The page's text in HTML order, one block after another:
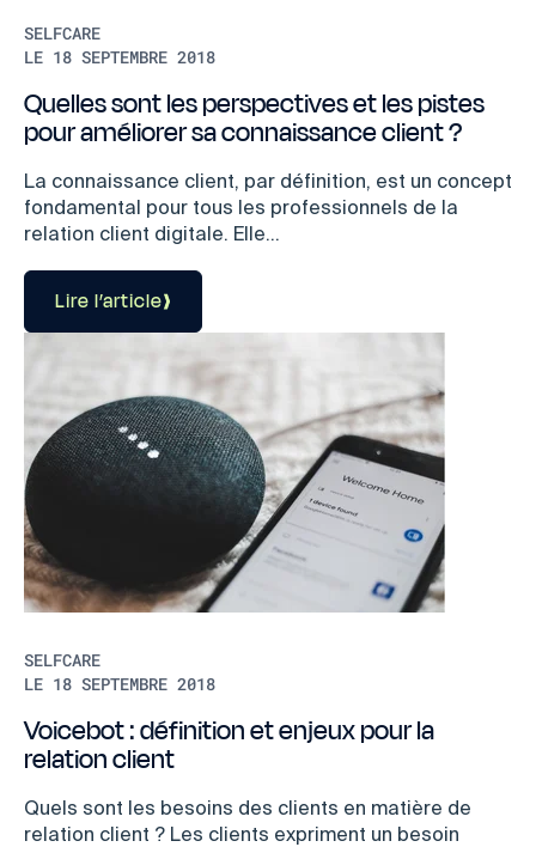
SELFCARE
LE 18 SEPTEMBRE 2018
Quelles sont les perspectives et les pistes
pour améliorer sa connaissance client ?
La connaissance client, par définition, est un concept
fondamental pour tous les professionnels de la
relation client digitale. Elle...
Lire l’article
SELFCARE
LE 18 SEPTEMBRE 2018
Voicebot : définition et enjeux pour la
relation client
Quels sont les besoins des clients en matière de
relation client ? Les clients expriment un besoin